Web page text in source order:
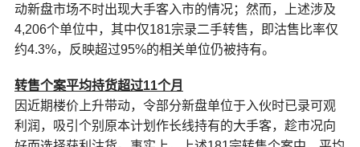
动新盘市场不时出现大手客入市的情况；然而，上述涉及
4,206个单位中，其中仅181宗录二手转售，即沽售比率仅
约4.3%，反映超过95%的相关单位仍被持有。
转售个案平均持货超过11个月
因近期楼价上升带动，令部分新盘单位于入伙时已录可观
利润，吸引个别原本计划作长线持有的大手客，趁市况向